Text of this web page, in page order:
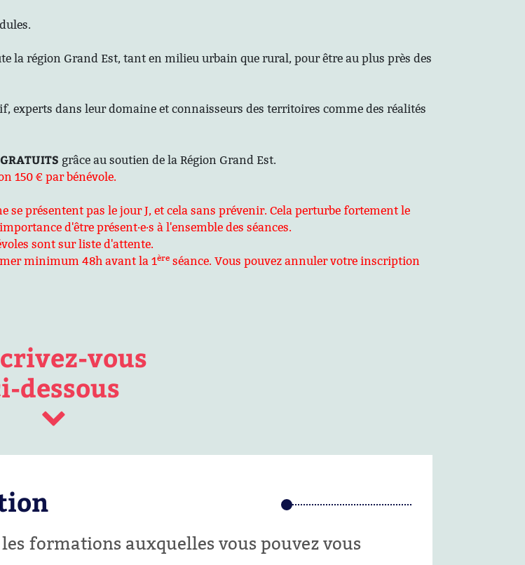
la région Grand Est, tant en milieu urbain que rural, pour être au plus près des
experts dans leur domaine et connaisseurs des territoires comme des réalités
GRATUITS grâce au soutien de la Région Grand Est.
150 € par bénévole.
se présentent pas le jour J, et cela sans prévenir. Cela perturbe fortement le
d'être présent·e·s à l'ensemble des séances.
sont sur liste d'attente.
minimum 48h avant la 1ère séance. Vous pouvez annuler votre inscription
vous
dessous
formations auxquelles vous pouvez vous